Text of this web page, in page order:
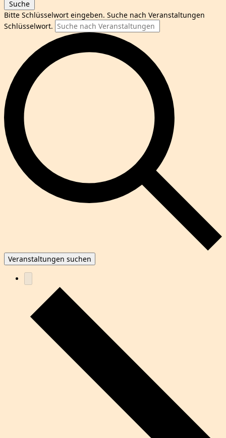
Suche
Bitte Schlüsselwort eingeben. Suche nach Veranstaltungen
Schlüsselwort.
Veranstaltungen suchen